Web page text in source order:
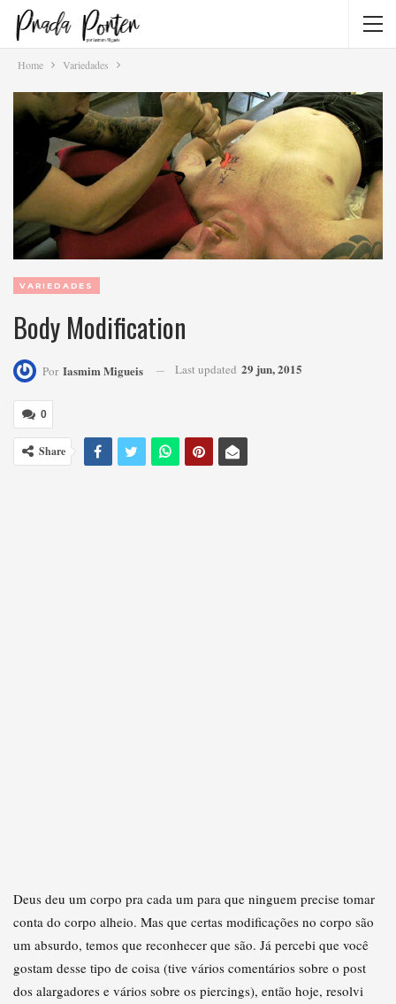
Home Variedades
VARIEDADES
Body Modification
Por Iasmim Migueis Last updated 29 jun, 2015
0
Share
Deus deu um corpo pra cada um para que ninguem precise tomar
conta do corpo alheio. Mas que certas modificações no corpo são
um absurdo, temos que reconhecer que são. Já percebi que você
gostam desse tipo de coisa (tive vários comentários sobre o post
dos alargadores e vários sobre os piercings), então hoje, resolvi